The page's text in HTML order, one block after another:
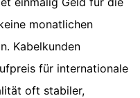
monatlichen
Kabelkunden
für internationale
oft stabiler,